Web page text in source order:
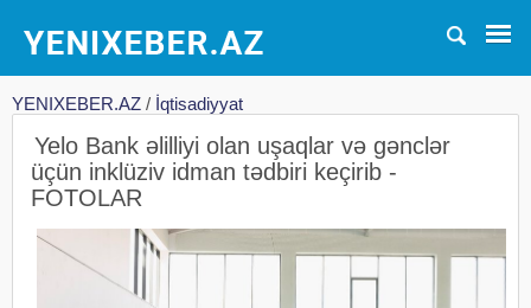
YENIXEBER.AZ / İqtisadiyyat
Yelo Bank əlilliyi olan uşaqlar və gənclər
üçün inklüziv idman tədbiri keçirib -
FOTOLAR